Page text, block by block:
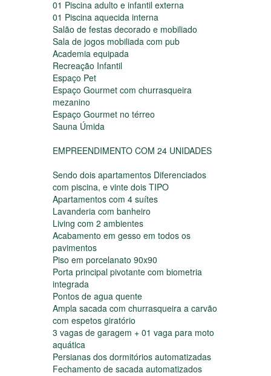
01 Piscina adulto e infantil externa
01 Piscina aquecida interna
Salão de festas decorado e mobiliado
Sala de jogos mobiliada com pub
Academia equipada
Recreação Infantil
Espaço Pet
Espaço Gourmet com churrasqueira
mezanino
Espaço Gourmet no térreo
Sendo dois apartamentos Diferenciados
com piscina, e vinte dois TIPO
Apartamentos com 4 suítes
Lavanderia com banheiro
Living com 2 ambientes
Acabamento em gesso em todos os
pavimentos
Piso em porcelanato 90x90
Porta principal pivotante com biometria
integrada
Pontos de agua quente
Ampla sacada com churrasqueira a carvão
com espetos giratório
3 vagas de garagem + 01 vaga para moto
aquática
Persianas dos dormitórios automatizadas